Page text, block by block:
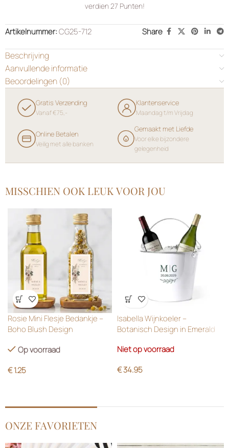
verdien27 Punten!
Artikelnummer:CG25-712 Share
Beschrijving
Aanvullende informatie
Beoordelingen (0)
Gratis Verzending
Vanaf €75,-
Klantenservice
Maandag t/m Vrijdag
Online Betalen
Veilig met alle banken
Gemaakt met Liefde
Voor elke bijzondere
gelegenheid
MISSCHIEN OOK LEUK VOOR JOU
Wensenlijst
Rosie Mini Flesje Bedankje –
Boho Blush Design
Op voorraad
€1.25
Wensenlijst
Isabella Wijnkoeler –
Botanisch Design in Emerald
Niet op voorraad
€34.95
ONZE FAVORIETEN